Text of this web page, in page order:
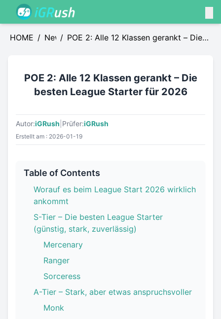
HOME / News
/ POE 2: Alle 12 Klassen gerankt – Die
POE 2: Alle 12 Klassen gerankt – Die
besten League Starter für 2026
Autor:iGRush Prüfer:iGRush
Erstellt am : 2026-01-19
Table of Contents
Worauf es beim League Start 2026 wirklich
ankommt
S-Tier – Die besten League Starter
(günstig, stark, zuverlässig)
Mercenary
Ranger
Sorceress
A-Tier – Stark, aber etwas anspruchsvoller
Monk